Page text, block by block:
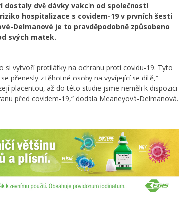
dvě dávky vakcín od společností
hospitalizace s covidem-19 v prvních šesti
Delmanové je to pravděpodobně způsobeno
svých matek.
si vytvoří protilátky na ochranu proti covidu-19. Tyto
přenesly z těhotné osoby na vyvíjející se dítě,“
placentou, až do této studie jsme neměli k dispozici
před covidem-19,“ dodala Meaneyová-Delmanová.